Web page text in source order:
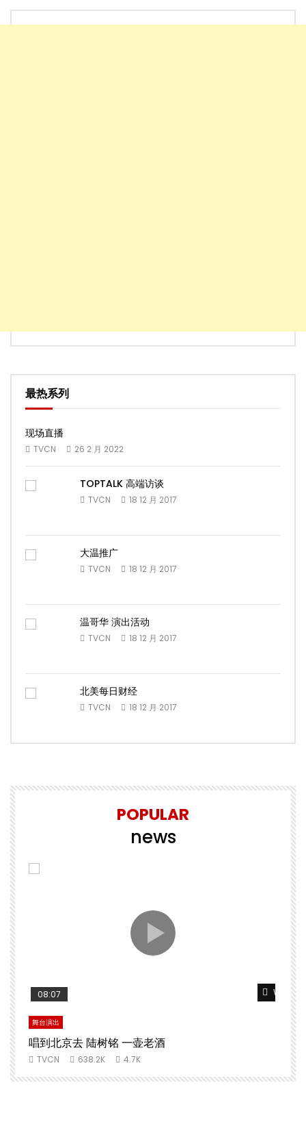
最热系列
现场直播
TVCN 26 2 月 2022
TOPTALK 高端访谈
TVCN 18 12 月 2017
大温推广
TVCN 18 12 月 2017
温哥华 演出活动
TVCN 18 12 月 2017
北美每日财经
TVCN 18 12 月 2017
POPULAR
news
Watch Later Watch
08:07
舞台演出
唱到北京去 陆树铭 一壶老酒
TVCN 638.2K 4.7K